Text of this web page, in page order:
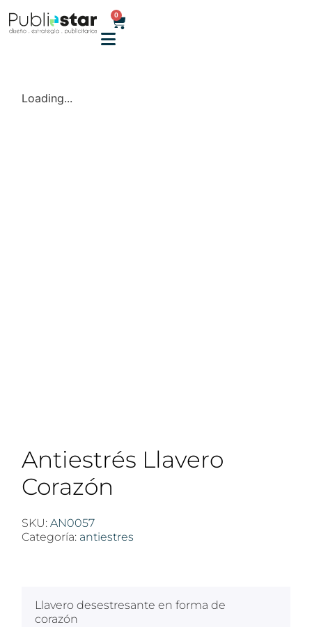
0
Loading...
Antiestrés Llavero
Corazón
SKU: AN0057
Categoría: antiestres
Llavero desestresante en forma de
corazón